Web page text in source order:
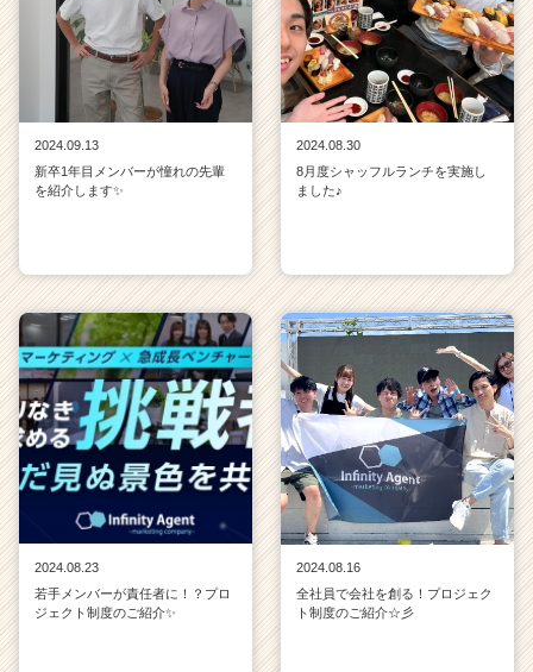
2024.09.13
新卒1年目メンバーが憧れの先輩
を紹介します✨
2024.08.30
8月度シャッフルランチを実施し
ました♪
2024.08.23
若手メンバーが責任者に！？プロ
ジェクト制度のご紹介✨
2024.08.16
全社員で会社を創る！プロジェク
ト制度のご紹介☆彡